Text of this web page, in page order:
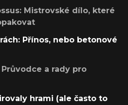
Mistrovské dílo, které
Přínos, nebo betonové
a rady pro
hrami (ale často to